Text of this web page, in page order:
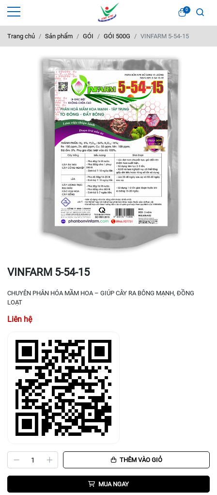
0
Trang chủ Sản phẩm GÓI GÓI 500G VINFARM 5-54-15
VINFARM 5-54-15
CHUYÊN PHÂN HÓA MẦM HOA – GIÚP CÂY RA BÔNG MẠNH, ĐỒNG
LOẠT
Liên hệ
THÊM VÀO GIỎ
MUA NGAY